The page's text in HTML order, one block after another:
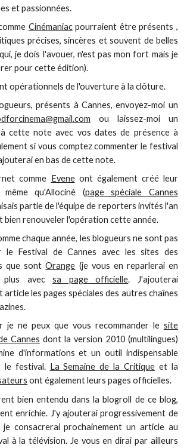
et passionnées.
Cinémaniacpourraient être présents ,
précises, sincères et souvent de belles
je dois l'avouer, n'est pas mon fort mais je
pour cette édition).
opérationnels de l'ouverture à la clôture.
présents à Cannes, envoyez-moi un
ou laissez-moi un
cette note avec vos dates de présence à
si vous comptez commenter le festival
en bas de cette note.
comme Eveneont également créé leur
qu'Allociné (page spéciale Cannes
partie de l'équipe de reporters invités l'an
bien renouveler l'opération cette année.
chaque année, les blogueurs ne sont pas
le Festival de Cannes avec les sites des
que sontOrange (je vous en reparlerai en
plus avecsa page officielle. J'ajouterai
les pages spéciales des autres chaînes
je ne peux que vous recommander le site
Cannes dont la version 2010 (multilingues)
d'informations et un outil indispensable
le festival. La Semaine de la Critique et la
ont également leurs pages officielles.
bien entendu dans la blogroll de ce blog,
enrichie. J'y ajouterai progressivement de
consacrerai prochainement un article au
à la télévision. Je vous en dirai par ailleurs